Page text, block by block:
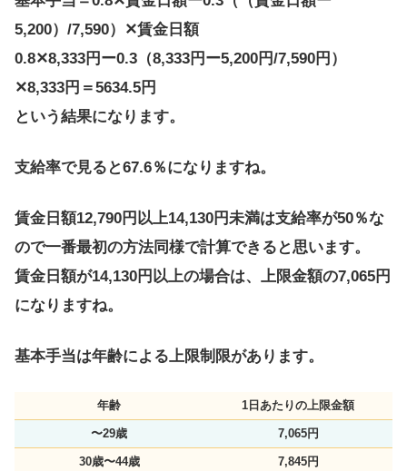
5,200）/7,590）✕賃金日額
0.8✕8,333円ー0.3（8,333円ー5,200円/7,590円）
✕8,333円＝5634.5円
という結果になります。
支給率で見ると67.6％になりますね。
賃金日額12,790円以上14,130円未満は支給率が50％な
ので一番最初の方法同様で計算できると思います。
賃金日額が14,130円以上の場合は、上限金額の7,065円
になりますね。
基本手当は年齢による上限制限があります。
年齢 1日あたりの上限金額
〜29歳 7,065円
30歳〜44歳 7,845円